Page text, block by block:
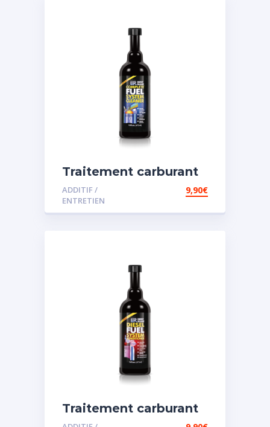
Traitement carburant
diesel et essence
ADDITIF /
ENTRETIEN
9,90€
Traitement carburant
spécial diesel